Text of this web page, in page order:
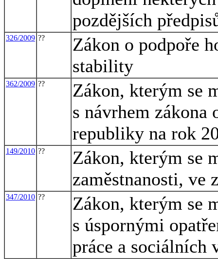
pozdějších
326/2009 ??
Zákon o podpoře
stability
362/2009 ??
Zákon, kterým se
s návrhem zákona
republiky na rok
149/2010 ??
Zákon, kterým se
zaměstnanosti, ve
347/2010 ??
Zákon, kterým se
s úspornými
práce a